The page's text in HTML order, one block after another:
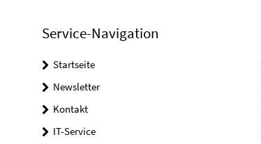
Service-Navigation
Startseite
Newsletter
Kontakt
IT-Service